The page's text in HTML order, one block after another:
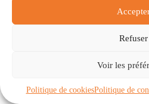
Refuser
Voir les
Politique de cookiesPolitique de
Communautés
À
Politique de